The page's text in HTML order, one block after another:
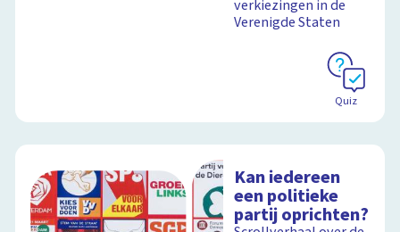
verkiezingen in de
Verenigde Staten
Quiz
Kan iedereen
een politieke
partij oprichten?